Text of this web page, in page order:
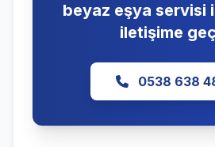
beyaz eşya servisi
iletişime
0538 638